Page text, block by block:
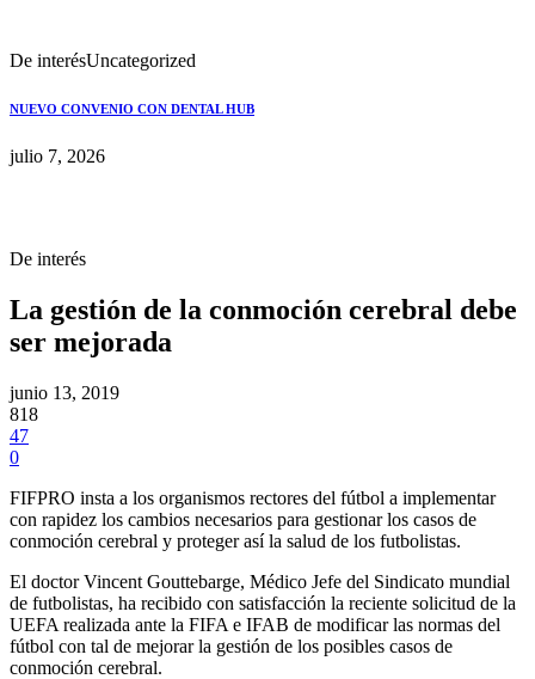
De interésUncategorized
NUEVO CONVENIO CON DENTAL HUB
julio 7, 2026
De interés
La gestión de la conmoción cerebral debe
ser mejorada
junio 13, 2019
818
47
0
FIFPRO insta a los organismos rectores del fútbol a implementar
con rapidez los cambios necesarios para gestionar los casos de
conmoción cerebral y proteger así la salud de los futbolistas.
El doctor Vincent Gouttebarge, Médico Jefe del Sindicato mundial
de futbolistas, ha recibido con satisfacción la reciente solicitud de la
UEFA realizada ante la FIFA e IFAB de modificar las normas del
fútbol con tal de mejorar la gestión de los posibles casos de
conmoción cerebral.